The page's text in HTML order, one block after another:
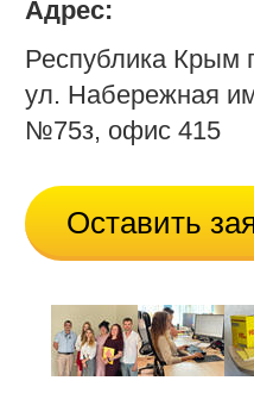
Адрес:
Республика Крым
ул. Набережная
№75з, офис 415
Оставить